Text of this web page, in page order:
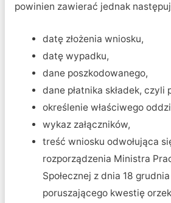
powinien zawierać jednak
datę złożenia wniosku,
datę wypadku,
dane poszkodowanego,
dane płatnika składek,
określenie właściwego
wykaz załączników,
treść wniosku odwołująca
rozporządzenia Ministra
Społecznej z dnia 18
poruszającego kwestię